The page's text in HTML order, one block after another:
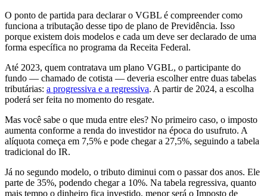
O ponto de partida para declarar o VGBL é compreender como
funciona a tributação desse tipo de plano de Previdência. Isso
porque existem dois modelos e cada um deve ser declarado de uma
forma específica no programa da Receita Federal.
Até 2023, quem contratava um plano VGBL, o participante do
fundo — chamado de cotista — deveria escolher entre duas tabelas
tributárias: a progressiva e a regressiva. A partir de 2024, a escolha
poderá ser feita no momento do resgate.
Mas você sabe o que muda entre eles? No primeiro caso, o imposto
aumenta conforme a renda do investidor na época do usufruto. A
alíquota começa em 7,5% e pode chegar a 27,5%, seguindo a tabela
tradicional do IR.
Já no segundo modelo, o tributo diminui com o passar dos anos. Ele
parte de 35%, podendo chegar a 10%. Na tabela regressiva, quanto
mais tempo o dinheiro fica investido, menor será o Imposto de